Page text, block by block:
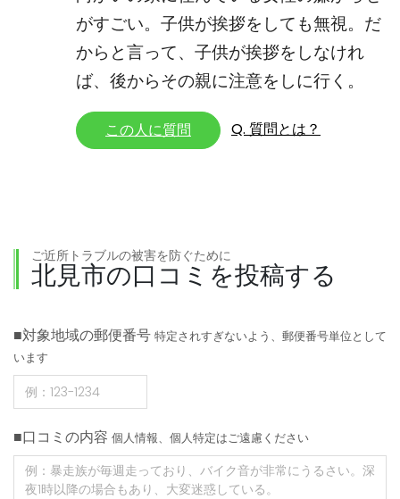
がすごい。子供が挨拶をしても無視。だ
からと言って、子供が挨拶をしなけれ
ば、後からその親に注意をしに行く。
この人に質問 Q. 質問とは？
ご近所トラブルの被害を防ぐために
北見市の口コミを投稿する
■対象地域の郵便番号 特定されすぎないよう、郵便番号単位として
います
■口コミの内容 個人情報、個人特定はご遠慮ください